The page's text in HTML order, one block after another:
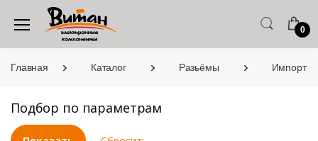
0
Главная Каталог Разьёмы
Подбор по параметрам